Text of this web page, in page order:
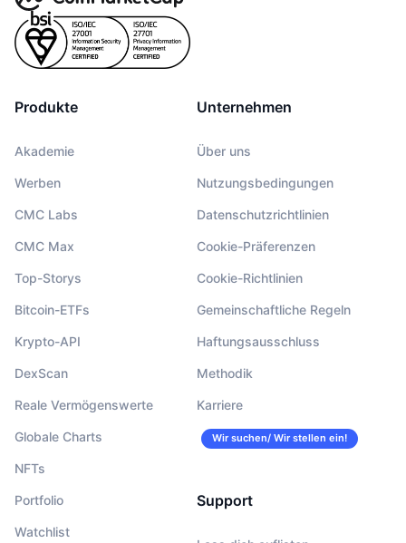
Produkte
Akademie
Werben
CMC Labs
CMC Max
Top-Storys
Bitcoin-ETFs
Krypto-API
DexScan
Reale Vermögenswerte
Globale Charts
NFTs
Portfolio
Watchlist
Unternehmen
Über uns
Nutzungsbedingungen
Datenschutzrichtlinien
Cookie-Präferenzen
Cookie-Richtlinien
Gemeinschaftliche Regeln
Haftungsausschluss
Methodik
Karriere
Wir suchen/ Wir stellen ein!
Support